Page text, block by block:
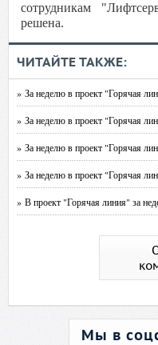
сотрудникам
решена.
ЧИТАЙТЕ ТАКЖЕ:
» За неделю в проект "Горячая
» За неделю в проект "Горячая
» За неделю в проект "Горячая
» За неделю в проект "Горячая
» В проект "Горячая линия" за
Мы в